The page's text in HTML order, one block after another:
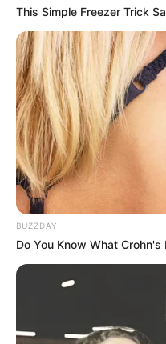
10 Pose Manekin Anti
Mainstream yang
Banget
8 Kata Lucu
Minggu ala Jomblo
This Simple Freezer Trick
BUZZDAY
Do You Know What